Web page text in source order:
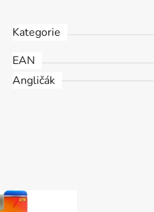
Kategorie
EAN
Angličák